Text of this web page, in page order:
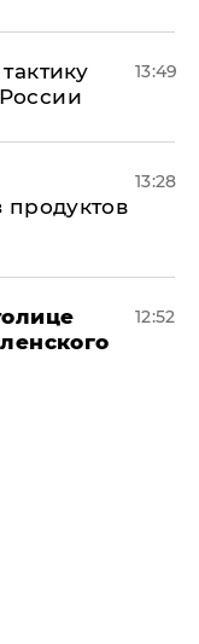
13:49
продуктов
13:28
12:52